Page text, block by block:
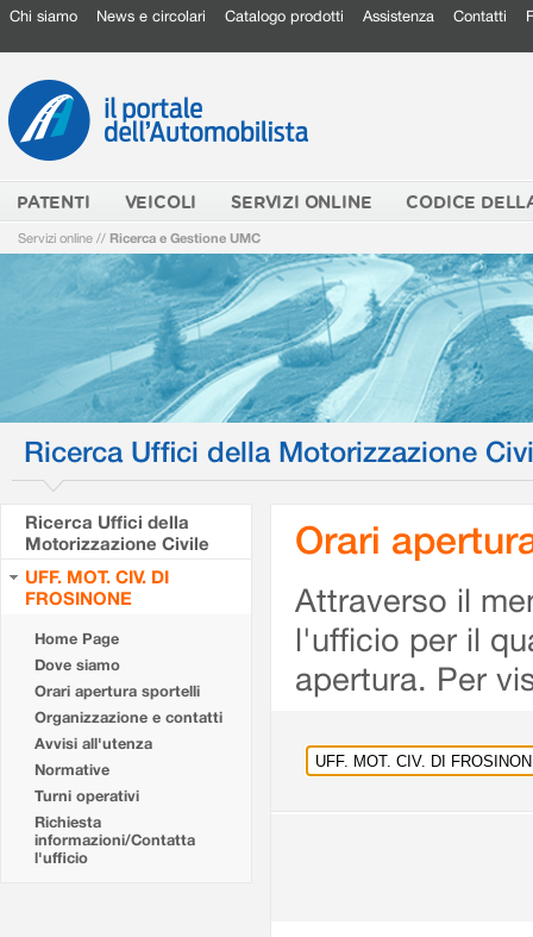
Chi siamo News e circolari Catalogo prodotti Assistenza Contatti
PATENTI VEICOLI SERVIZI ONLINE CODICE
Servizi online // Ricerca e Gestione UMC
Ricerca Uffici della Motorizzazione
Ricerca Uffici della
Motorizzazione Civile
UFF. MOT. CIV. DI
FROSINONE
Home Page
Dove siamo
Orari apertura sportelli
Organizzazione e contatti
Avvisi all'utenza
Normative
Turni operativi
Richiesta
informazioni/Contatta
l'ufficio
Orari
Attraverso il
l'ufficio per il
apertura. Per